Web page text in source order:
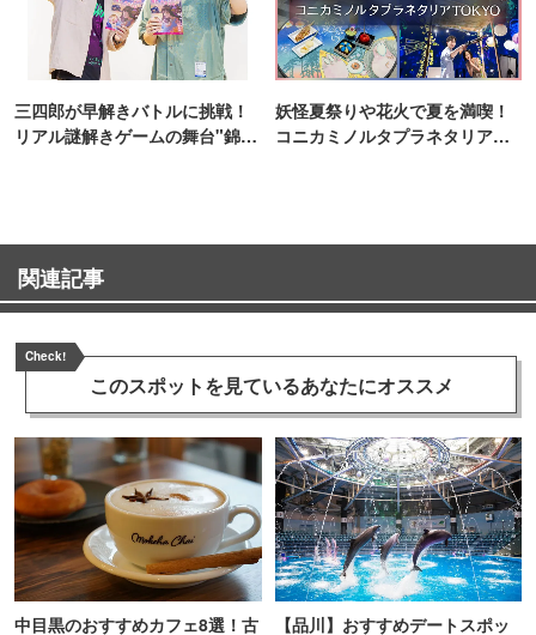
三四郎が早解きバトルに挑戦！
リアル謎解きゲームの舞台"錦糸
妖怪夏祭りや花火で夏を満喫！
コニカミノルタプラネタリア
関連記事
Check!
このスポットを見ているあなたにオススメ
中目黒のおすすめカフェ8選！古 【品川】おすすめデートスポッ